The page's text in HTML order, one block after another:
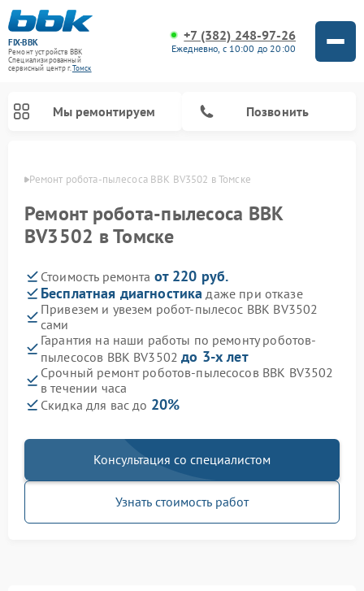
FIX-BBK
Ремонт устройств BBK
Специализированный
cервисный центр г.Томск
+7 (382) 248-97-26
Ежедневно, с 10:00 до 20:00
Мы ремонтируем Позвонить
Ремонт робота-пылесоса BBK BV3502 в Томске
Ремонт робота-пылесоса BBK
BV3502 в Томске
Стоимость ремонта от 220 руб.
Бесплатная диагностика даже при отказе
Привезем и увезем робот-пылесос BBK BV3502
сами
Гарантия на наши работы по ремонту роботов-
пылесосов BBK BV3502до 3-х лет
Срочный ремонт роботов-пылесосов BBK BV3502
в течении часа
Скидка для вас до 20%
Консультация со специалистом
Узнать стоимость работ